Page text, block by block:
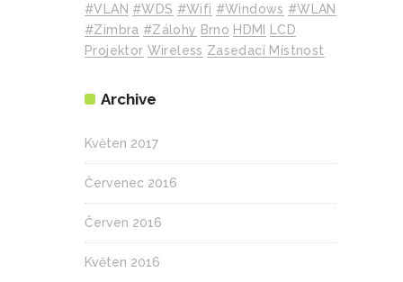
#VLAN #WDS #wifi #Windows #WLAN
#Zimbra #zálohy Brno HDMI
LCD
Projektor Wireless Zasedací Místnost
Archive
Květen 2017
Červenec 2016
Červen 2016
Květen 2016